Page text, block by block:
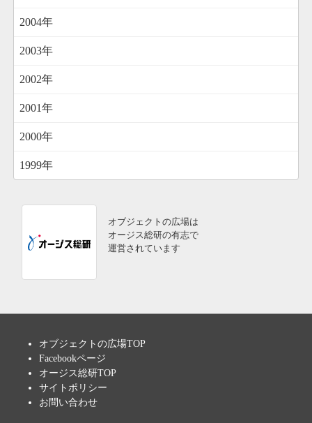
2004年
2003年
2002年
2001年
2000年
1999年
オブジェクトの広場は
オージス総研の有志で
運営されています
オブジェクトの広場TOP
Facebookページ
オージス総研TOP
サイトポリシー
お問い合わせ